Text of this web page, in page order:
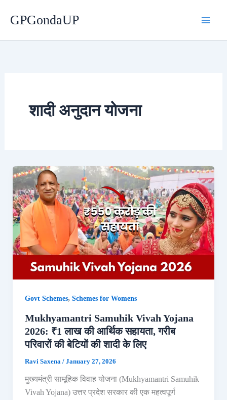
GPGondaUP
शादी अनुदान योजना
Govt Schemes, Schemes for Womens
Mukhyamantri Samuhik Vivah Yojana
2026: ₹1 लाख की आर्थिक सहायता, गरीब
परिवारों की बेटियों की शादी के लिए
Ravi Saxena / January 27, 2026
मुख्यमंत्री सामूहिक विवाह योजना (Mukhyamantri Samuhik
Vivah Yojana) उत्तर प्रदेश सरकार की एक महत्वपूर्ण